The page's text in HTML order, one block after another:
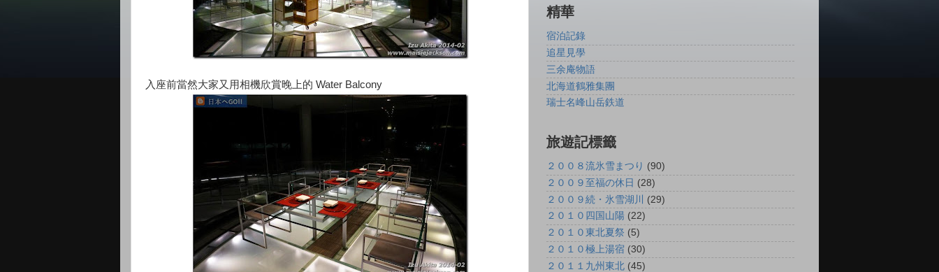
入座前當然大家又用相機欣賞晚上的 Water Balcony
精華
宿泊記錄
追星見學
三余庵物語
北海道鶴雅集團
瑞士名峰山岳鉄道
旅遊記標籤
２００８流氷雪まつり (90)
２００９至福の休日 (28)
２００９続・氷雪湖川
(29)
２０１０四国山陽 (22)
２０１０東北夏祭 (5)
２０１０極上湯宿 (30)
２０１１九州東北 (45)